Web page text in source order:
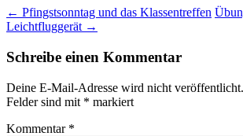
← Pfingstsonntag und das Klassentreffen
Leichtfluggerät →
Schreibe einen Kommentar
Deine E-Mail-Adresse wird nicht veröffentlicht.
Felder sind mit * markiert
Kommentar *